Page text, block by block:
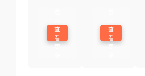
查
看
查
看